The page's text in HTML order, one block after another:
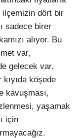
dört bir
sadece birer
alıyor. Bu
var,
gelecek var.
köşede
kavuşması,
yaşamak
için